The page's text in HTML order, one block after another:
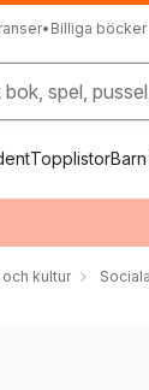
• Billiga böcker
bok, spel,
Topplistor
kultur